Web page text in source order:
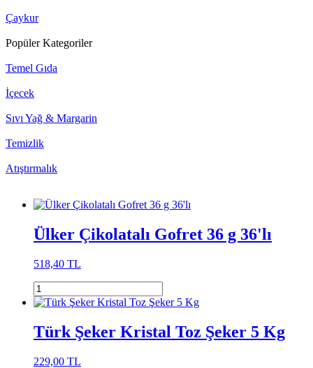
Çaykur
Popüler Kategoriler
Temel Gıda
İçecek
Sıvı Yağ & Margarin
Temizlik
Atıştırmalık
Ülker Çikolatalı Gofret 36 g 36'lı
518,40 TL
Türk Şeker Kristal Toz Şeker 5 Kg
229,00 TL